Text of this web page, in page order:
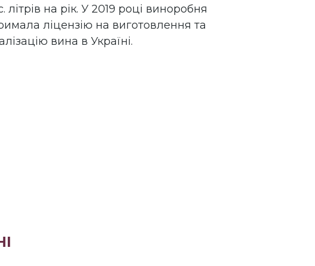
літрів на рік. У 2019 році виноробня
ліцензію на виготовлення та
вина в Україні.